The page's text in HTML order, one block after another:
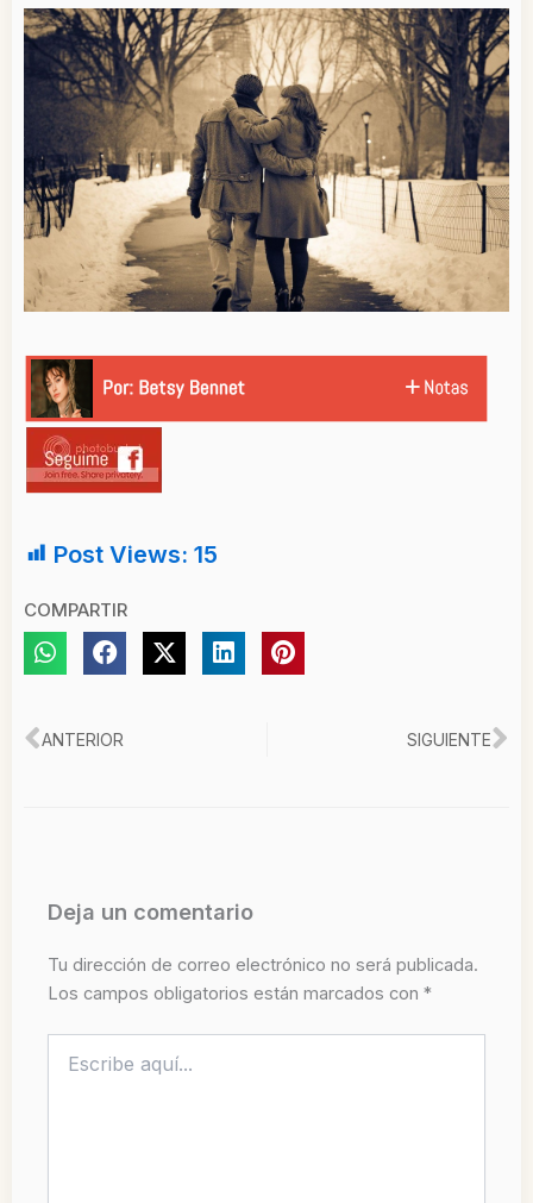
Post Views: 15
COMPARTIR
Ant
ANTERIOR SIGUIENTE
Deja un comentario
Tu dirección de correo electrónico no será publicada.
Los campos obligatorios están marcados con *
aquí...